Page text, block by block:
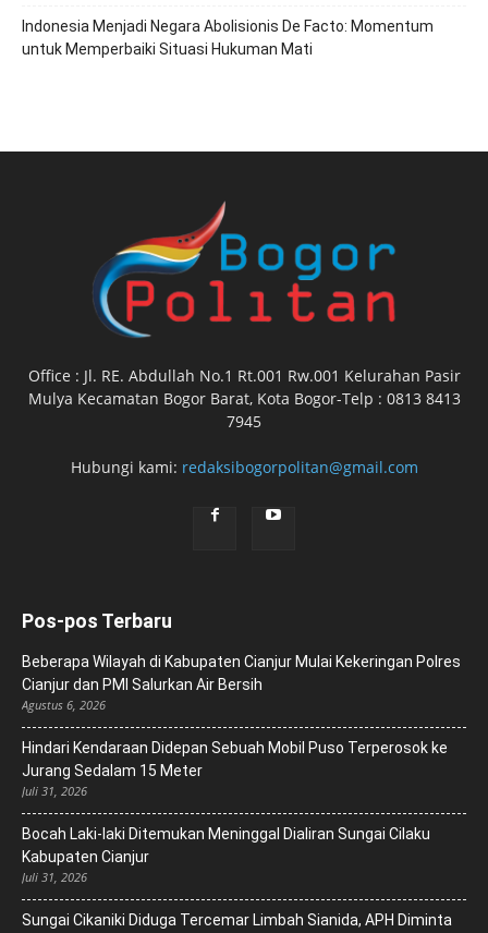
‎Indonesia Menjadi Negara Abolisionis De Facto: Momentum
untuk Memperbaiki Situasi Hukuman Mati
Office : Jl. RE. Abdullah No.1 Rt.001 Rw.001 Kelurahan Pasir
Mulya Kecamatan Bogor Barat, Kota Bogor-Telp : 0813 8413
7945
Hubungi kami: redaksibogorpolitan@gmail.com
Pos-pos Terbaru
Beberapa Wilayah di Kabupaten Cianjur Mulai Kekeringan Polres
Cianjur dan PMI Salurkan Air Bersih
Agustus 6, 2026
Hindari Kendaraan Didepan Sebuah Mobil Puso Terperosok ke
Jurang Sedalam 15 Meter
Juli 31, 2026
Bocah Laki-laki Ditemukan Meninggal Dialiran Sungai Cilaku
Kabupaten Cianjur
Juli 31, 2026
Sungai Cikaniki Diduga Tercemar Limbah Sianida, APH Diminta